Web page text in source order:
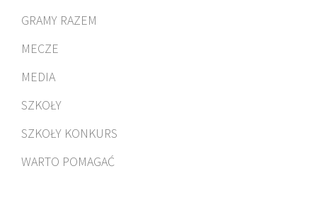
GRAMY RAZEM
MECZE
MEDIA
SZKOŁY
SZKOŁY KONKURS
WARTO POMAGAĆ